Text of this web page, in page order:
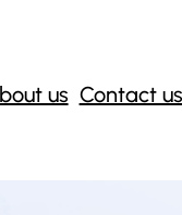
us Contact us